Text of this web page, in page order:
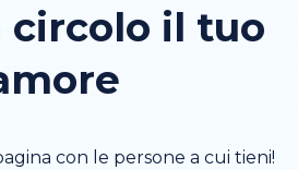
il tuo
con le persone a cui tieni!